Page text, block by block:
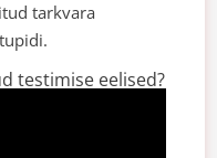
tarkvara
testimise eelised?